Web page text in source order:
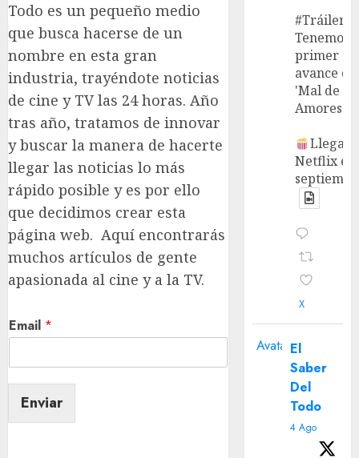
Todo es un pequeño medio
que busca hacerse de un
nombre en esta gran
industria, trayéndote noticias
de cine y TV las 24 horas. Año
tras año, tratamos de innovar
y buscar la manera de hacerte
llegar las noticias lo más
rápido posible y es por ello
que decidimos crear esta
página web. Aquí encontrarás
muchos artículos de gente
apasionada al cine y a la TV.
Email *
Enviar
#Tráiler
Tenemos
primer
avance de
'Mal de
Amores'.
Llega a
Netflix en
X
Avatar El
Saber
Del
Todo
4 Ago